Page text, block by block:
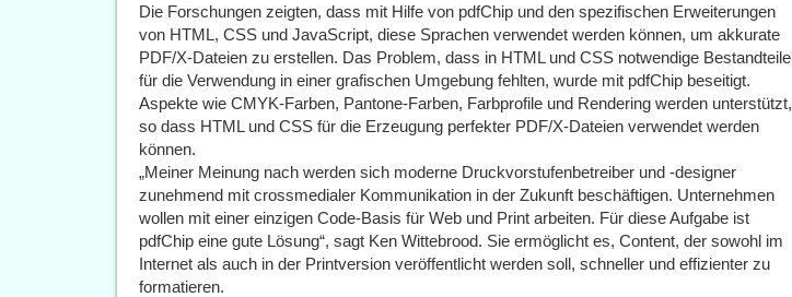
Die Forschungen zeigten, dass mit Hilfe von pdfChip und den spezifischen Erweiterungen
von HTML, CSS und JavaScript, diese Sprachen verwendet werden können, um akkurate
PDF/X-Dateien zu erstellen. Das Problem, dass in HTML und CSS notwendige Bestandteile
für die Verwendung in einer grafischen Umgebung fehlten, wurde mit pdfChip beseitigt.
Aspekte wie CMYK-Farben, Pantone-Farben, Farbprofile und Rendering werden unterstützt,
so dass HTML und CSS für die Erzeugung perfekter PDF/X-Dateien verwendet werden
können.
„Meiner Meinung nach werden sich moderne Druckvorstufenbetreiber und -designer
zunehmend mit crossmedialer Kommunikation in der Zukunft beschäftigen. Unternehmen
wollen mit einer einzigen Code-Basis für Web und Print arbeiten. Für diese Aufgabe ist
pdfChip eine gute Lösung“, sagt Ken Wittebrood. Sie ermöglicht es, Content, der sowohl im
Internet als auch in der Printversion veröffentlicht werden soll, schneller und effizienter zu
formatieren.